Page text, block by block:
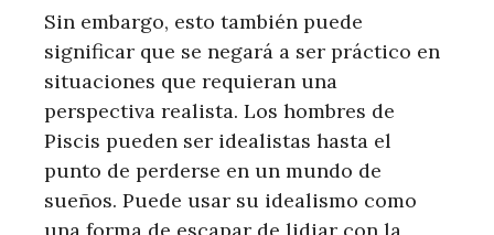
Sin embargo, esto también puede
significar que se negará a ser práctico en
situaciones que requieran una
perspectiva realista. Los hombres de
Piscis pueden ser idealistas hasta el
punto de perderse en un mundo de
sueños. Puede usar su idealismo como